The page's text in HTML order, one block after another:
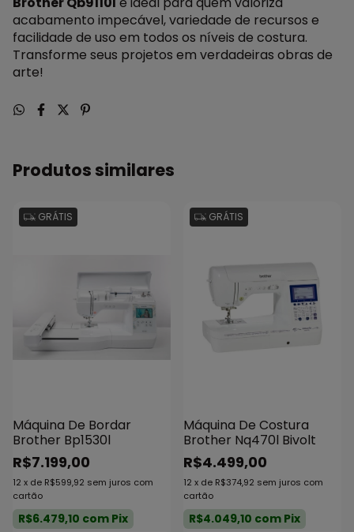
acabamento impecável, variedade de recursos e
facilidade de uso em todos os níveis de costura.
Transforme seus projetos em verdadeiras obras de
arte!
Produtos similares
GRÁTIS
Máquina De Bordar
Brother Bp1530l
R$7.199,00
12 x de R$599,92 sem juros com
cartão
R$6.479,10 com Pix
GRÁTIS
Máquina De Costura
Brother Nq470l Bivolt
R$4.499,00
12 x de R$374,92 sem juros com
cartão
R$4.049,10 com Pix